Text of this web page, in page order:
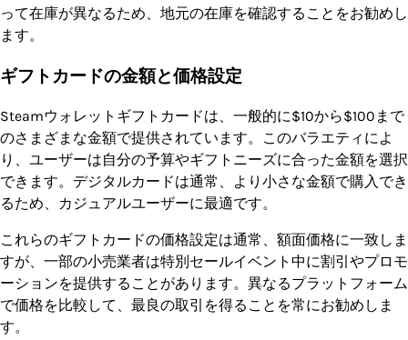
って在庫が異なるため、地元の在庫を確認することをお勧めし
ます。
ギフトカードの金額と価格設定
Steamウォレットギフトカードは、一般的に$10から$100まで
のさまざまな金額で提供されています。このバラエティによ
り、ユーザーは自分の予算やギフトニーズに合った金額を選択
できます。デジタルカードは通常、より小さな金額で購入でき
るため、カジュアルユーザーに最適です。
これらのギフトカードの価格設定は通常、額面価格に一致しま
すが、一部の小売業者は特別セールイベント中に割引やプロモ
ーションを提供することがあります。異なるプラットフォーム
で価格を比較して、最良の取引を得ることを常にお勧めしま
す。